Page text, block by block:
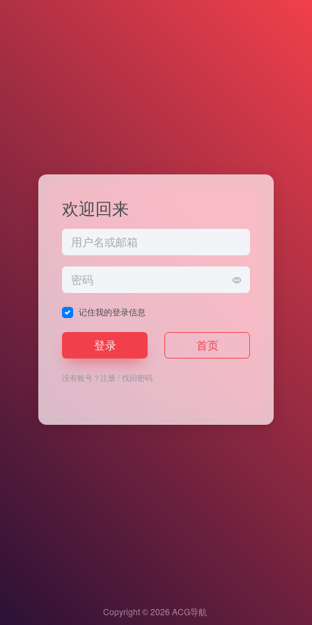
欢迎回来
记住我的登录信息
登录 首页
没有账号？注册/找回密码
Copyright © 2026 ACG导航